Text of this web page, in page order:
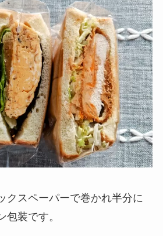
クスペーパーで巻かれ半分に
包装です。